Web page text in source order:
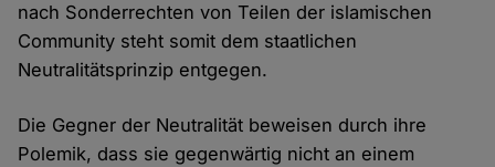
nach Sonderrechten von Teilen der islamischen
Community steht somit dem staatlichen
Neutralitätsprinzip entgegen.
Die Gegner der Neutralität beweisen durch ihre
Polemik, dass sie gegenwärtig nicht an einem